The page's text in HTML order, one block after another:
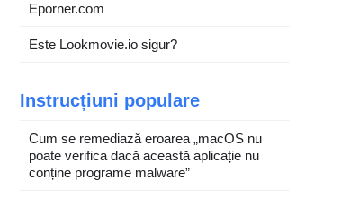
Eporner.com
Este Lookmovie.io sigur?
Instrucțiuni populare
Cum se remediază eroarea „macOS nu
poate verifica dacă această aplicație nu
conține programe malware”